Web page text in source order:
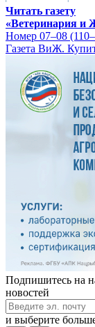
Читать газету
«Ветеринария и
Номер 07–08
Газета ВиЖ.
Подпишитесь на
новостей
и выберите